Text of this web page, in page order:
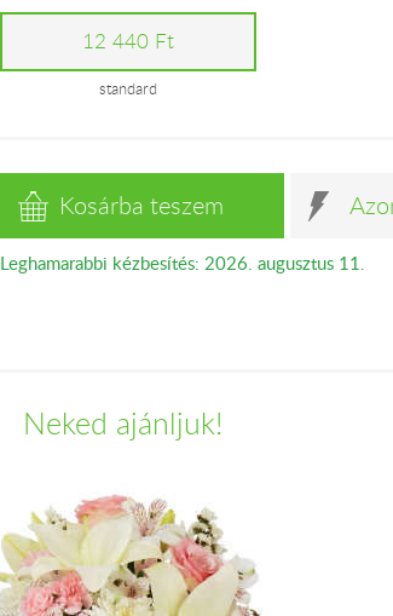
12 440 Ft
standard
Kosárba teszem
Leghamarabbi kézbesítés: 2026. augusztus 11.
Neked ajánljuk!